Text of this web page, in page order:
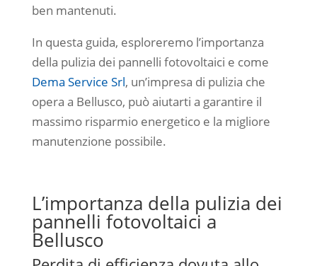
ben mantenuti.
In questa guida, esploreremo l’importanza
della pulizia dei pannelli fotovoltaici e come
Dema Service Srl, un’impresa di pulizia che
opera a Bellusco, può aiutarti a garantire il
massimo risparmio energetico e la migliore
manutenzione possibile.
L’importanza della pulizia dei
pannelli fotovoltaici a
Bellusco